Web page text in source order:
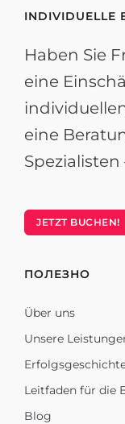
INDIVIDUELLE
Haben Sie
eine
eine
JETZT BUCHEN!
ПОЛЕЗНО
Über uns
Unsere
Leitfaden für die
Blog